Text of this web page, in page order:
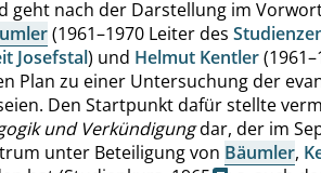
geht nach der Darstellung im
(1961–1970 Leiter des
Josefstal) und Helmut Kentler
Plan zu einer Untersuchung der
Den Startpunkt dafür stellte
und Verkündigungdar, der im
unter Beteiligung von Bäumler,